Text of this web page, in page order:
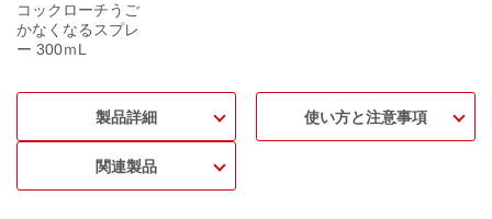
コックローチうご
かなくなるスプレ
ー 300ｍL
製品詳細 使い方と注意事項
関連製品